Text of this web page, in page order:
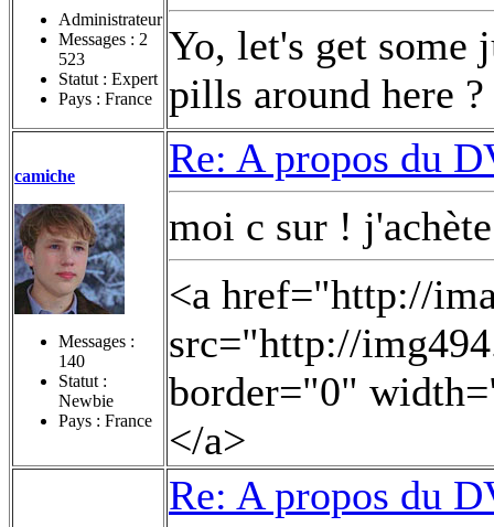
Administrateur
Messages : 2
523
Statut : Expert
Pays : France
Yo, let's get some
pills around here
camiche
Messages :
140
Statut :
Newbie
Pays : France
Re: A propos du
moi c sur !
<a href="http://
src="http://
border="0"
</a>
Re: A propos du